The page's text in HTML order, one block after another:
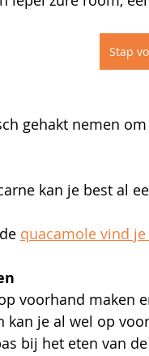
Stap
gehakt nemen
kan je best al
quacamole vind
voorhand maken
kan je al wel op
bij het eten van